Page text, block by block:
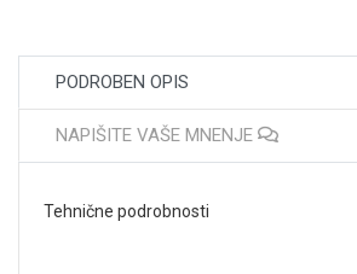
PODROBEN OPIS
NAPIŠITE VAŠE MNENJE
Tehnične podrobnosti